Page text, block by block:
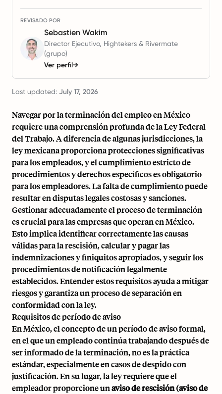
REVISADO POR
Sebastien Wakim
Director Ejecutivo, Hightekers & Rivermate
(grupo)
Ver perfil→
Last updated: July 17, 2026
Navegar por la terminación del empleo en México
requiere una comprensión profunda de la Ley Federal
del Trabajo. A diferencia de algunas jurisdicciones, la
ley mexicana proporciona protecciones significativas
para los empleados, y el cumplimiento estricto de
procedimientos y derechos específicos es obligatorio
para los empleadores. La falta de cumplimiento puede
resultar en disputas legales costosas y sanciones.
Gestionar adecuadamente el proceso de terminación
es crucial para las empresas que operan en México.
Esto implica identificar correctamente las causas
válidas para la rescisión, calcular y pagar las
indemnizaciones y finiquitos apropiados, y seguir los
procedimientos de notificación legalmente
establecidos. Entender estos requisitos ayuda a mitigar
riesgos y garantiza un proceso de separación en
conformidad con la ley.
Requisitos de período de aviso
En México, el concepto de un período de aviso formal,
en el que un empleado continúa trabajando después de
ser informado de la terminación, no es la práctica
estándar, especialmente en casos de despido con
justificación. En su lugar, la ley requiere que el
empleador proporcione unaviso de rescisión (aviso de